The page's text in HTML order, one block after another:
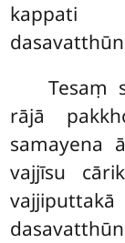
kappati
Tesaṃ
rājā
samayena
vajjīsu